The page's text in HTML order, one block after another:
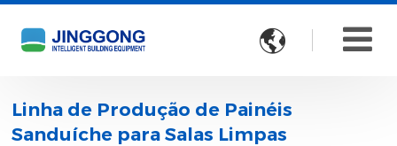

Linha de Produção de Painéis
Sanduíche para Salas Limpas